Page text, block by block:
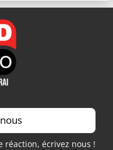
réaction, écrivez nous !